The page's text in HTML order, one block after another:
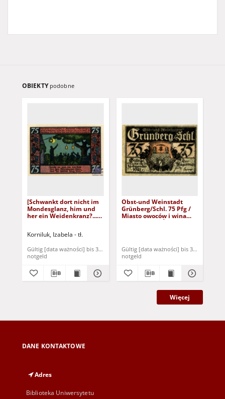
OBIEKTY podobne
[Schwankt dort nicht im
Mondesglanz, him und
her ein Weidenkranz?...] /
powrotem wieniec
Korniluk, Izabela - tł.
Gültig [data ważności] bis 31. Dezember 1921
notgeld
Obst-und Weinstadt
Grünberg/Schl. 75 Pfg /
Miasto owoców i wina
Gültig [data ważności] bis 31.
notgeld
Więcej
DANE KONTAKTOWE
Adres
Biblioteka Uniwersytetu